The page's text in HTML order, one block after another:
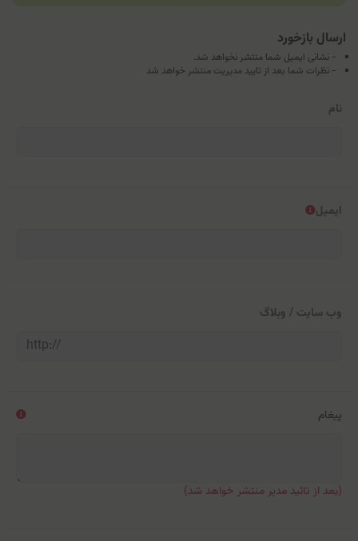
ارسال بازخورد
- نشانی ایمیل شما منتشر نخواهد شد.
- نظرات شما بعد از تایید مدیریت منتشر خواهد شد
نام
ایمیل
وب سایت / وبلاگ
پیغام
(بعد از تائید مدیر منتشر خواهد شد)